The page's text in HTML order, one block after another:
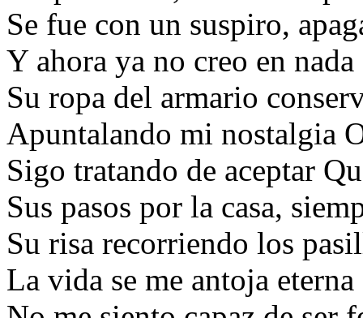
Se fue con un suspiro,
Y ahora ya no creo en
Su ropa del armario
Apuntalando mi nostalgia
Sigo tratando de aceptar
Sus pasos por la casa,
Su risa recorriendo los
La vida se me antoja eterna